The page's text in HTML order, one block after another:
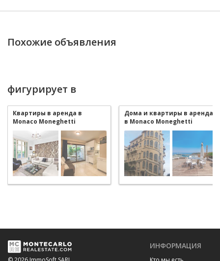
Похожие объявления
фигурирует в
Квартиры в аренда в
Monaco Moneghetti
Дома и квартиры в аренда
в Monaco Moneghetti
ИНФОРМАЦИЯ